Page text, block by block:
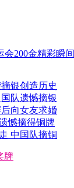
会200金精彩瞬间
银创造历史
队遗憾摘银
向女友求婚
憾摘得铜牌
中国队摘铜
牌